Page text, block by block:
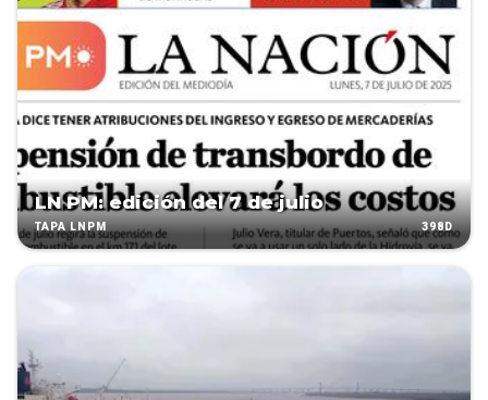
LN PM: edición del 7 de julio
TAPA LNPM 398D